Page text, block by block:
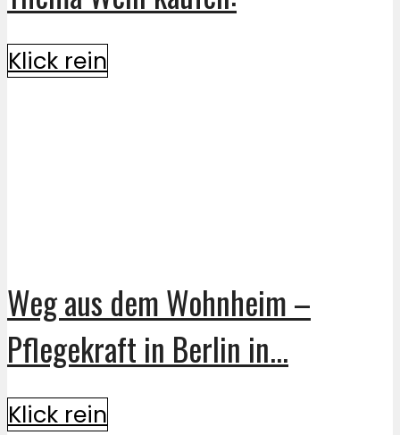
Klick rein
Weg aus dem Wohnheim –
Pflegekraft in Berlin in...
Klick rein